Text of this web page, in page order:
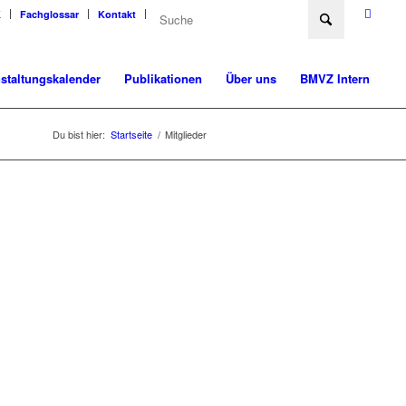
Fachglossar Kontakt
Publikationen Über uns BMVZ Intern
Du bist hier: Startseite / Mitglieder